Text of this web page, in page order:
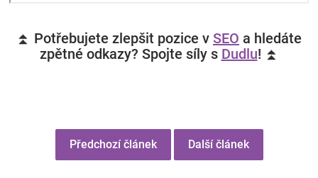
⏫ Potřebujete zlepšit pozice v SEO a hledáte
zpětné odkazy? Spojte síly s Dudlu! ⏫
Předchozí článek Další článek